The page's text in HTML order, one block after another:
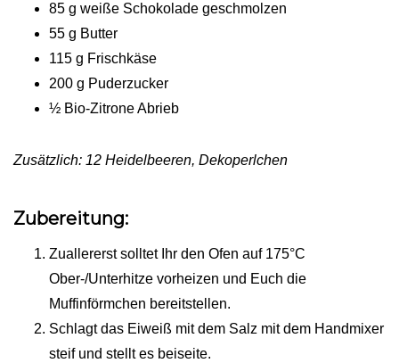
85 g weiße Schokolade geschmolzen
55 g Butter
115 g Frischkäse
200 g Puderzucker
½ Bio-Zitrone Abrieb
Zusätzlich: 12 Heidelbeeren, Dekoperlchen
Zubereitung:
Zuallererst solltet Ihr den Ofen auf 175°C
Ober-/Unterhitze vorheizen und Euch die
Muffinförmchen bereitstellen.
Schlagt das Eiweiß mit dem Salz mit dem Handmixer
steif und stellt es beiseite.